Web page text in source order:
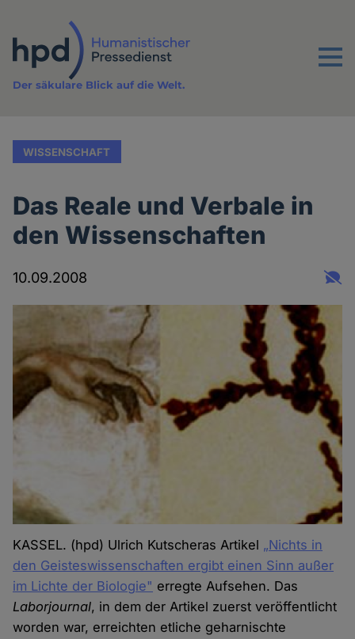
Inhalt
Menu
Der säkulare Blick auf die Welt.
WISSENSCHAFT
Das Reale und Verbale in
den Wissenschaften
10.09.2008
KASSEL. (hpd) Ulrich Kutscheras Artikel „Nichts in
den Geisteswissenschaften ergibt einen Sinn außer
im Lichte der Biologie" erregte Aufsehen. Das
Laborjournal, in dem der Artikel zuerst veröffentlicht
worden war, erreichten etliche geharnischte